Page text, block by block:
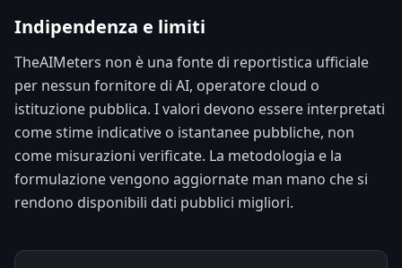
Indipendenza e limiti
TheAIMeters non è una fonte di reportistica ufficiale
per nessun fornitore di AI, operatore cloud o
istituzione pubblica. I valori devono essere interpretati
come stime indicative o istantanee pubbliche, non
come misurazioni verificate. La metodologia e la
formulazione vengono aggiornate man mano che si
rendono disponibili dati pubblici migliori.